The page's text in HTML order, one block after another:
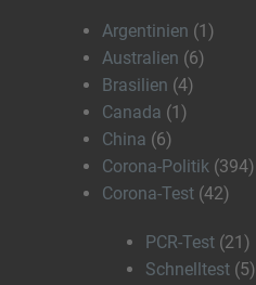
Argentinien (1)
Australien (6)
Brasilien (4)
Canada (1)
China (6)
Corona-Politik (394)
Corona-Test (42)
PCR-Test (21)
Schnelltest (5)